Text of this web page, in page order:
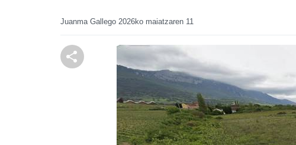
Juanma Gallego 2026ko maiatzaren 11